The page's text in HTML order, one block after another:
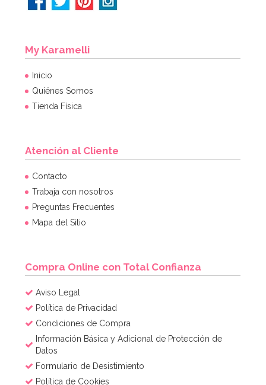
My Karamelli
Inicio
Quiénes Somos
Tienda Física
Atención al Cliente
Contacto
Trabaja con nosotros
Preguntas Frecuentes
Mapa del Sitio
Compra Online con Total Confianza
Aviso Legal
Política de Privacidad
Condiciones de Compra
Información Básica y Adicional de Protección de
Datos
Formulario de Desistimiento
Política de Cookies